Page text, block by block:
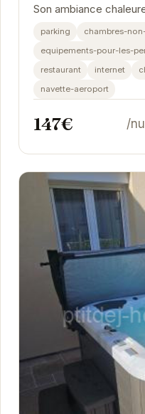
Son ambiance
attentionné vous
parking
chambres-
equipements-pour-les-
restaurant
internet
navette-aeroport
147€ /